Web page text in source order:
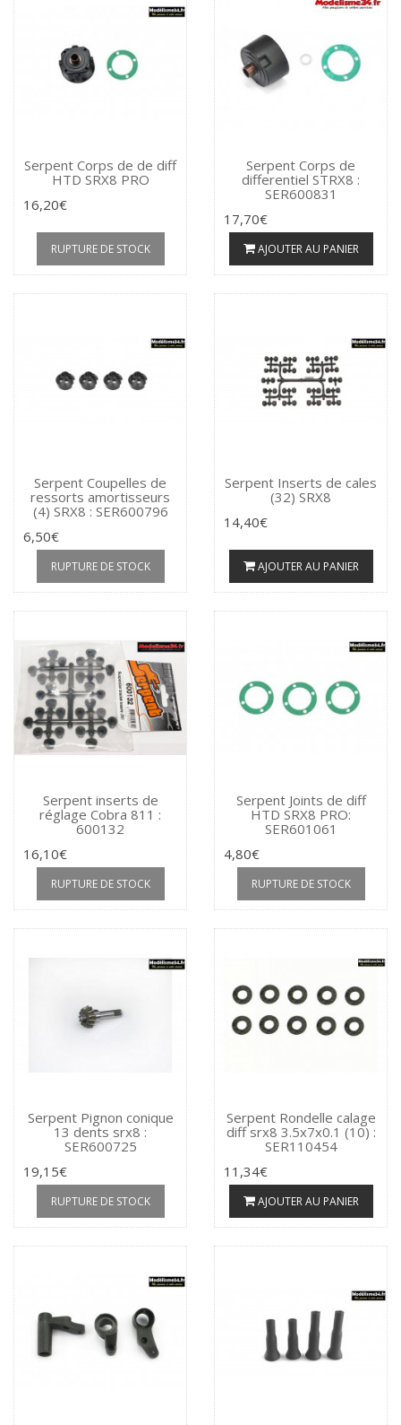
Serpent Corps de de diff
HTD SRX8 PRO
16,20€
RUPTURE DE STOCK
Serpent Corps de
differentiel STRX8 :
SER600831
17,70€
AJOUTER AU PANIER
Serpent Coupelles de
ressorts amortisseurs
(4) SRX8 : SER600796
6,50€
RUPTURE DE STOCK
Serpent Inserts de cales
(32) SRX8
14,40€
AJOUTER AU PANIER
Serpent inserts de
réglage Cobra 811 :
600132
16,10€
RUPTURE DE STOCK
Serpent Joints de diff
HTD SRX8 PRO:
SER601061
4,80€
RUPTURE DE STOCK
Serpent Pignon conique
13 dents srx8 :
SER600725
19,15€
RUPTURE DE STOCK
Serpent Rondelle calage
diff srx8 3.5x7x0.1 (10) :
SER110454
11,34€
AJOUTER AU PANIER